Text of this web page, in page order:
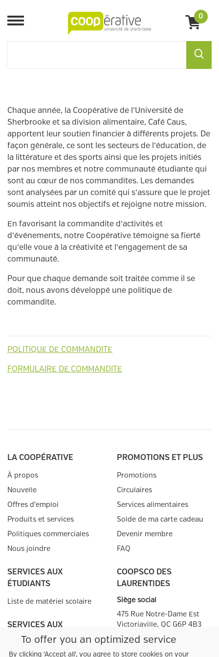
Menu
0
To offer you an optimized service
By clicking 'Accept all', you agree to store cookies on your
Chaque année, la Coopérative de l’Université de
Sherbrooke et sa division alimentaire, Café Caus,
apportent leur soutien financier à différents projets. De
façon générale, ce sont les secteurs de l’éducation, de
la littérature et des sports ainsi que les projets initiés
par nos membres et notre communauté étudiante qui
sont au cœur de nos commandites. Les demandes
sont analysées par un comité qui s’assure que le projet
soumis atteint nos objectifs et rejoigne notre mission.
En favorisant la commandite d’activités et
d’événements, notre Coopérative témoigne sa fierté
qu’elle voue à la créativité et l’engagement de sa
communauté.
Pour que chaque demande soit traitée comme il se
doit, nous avons développé une politique de
commandite.
POLITIQUE DE COMMANDITE
FORMULAIRE DE COMMANDITE
LA COOPÉRATIVE
À propos
Nouvelle
Offres d'emploi
Produits et services
Politiques commerciales
Nous joindre
SERVICES AUX
ÉTUDIANTS
Liste de matériel scolaire
SERVICES AUX
ENSEIGNANTS
Prescriptions
PROMOTIONS ET PLUS
Promotions
Circulaires
Services alimentaires
Solde de ma carte cadeau
Devenir membre
FAQ
COOPSCO DES
LAURENTIDES
Siège social
475 Rue Notre-Dame Est
Victoriaville, QC G6P 4B3
téléphone: (819) 758-1236
téléphone:(819) 758-1236